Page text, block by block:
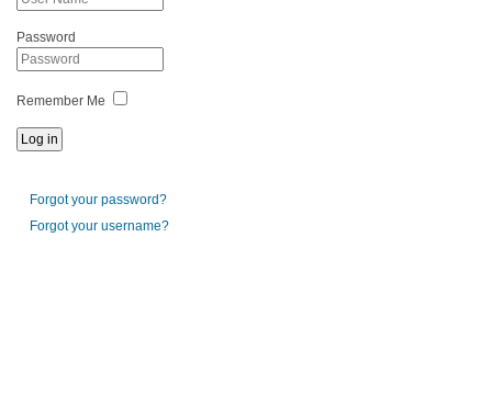
Password
Remember Me
Forgot your password?
Forgot your username?